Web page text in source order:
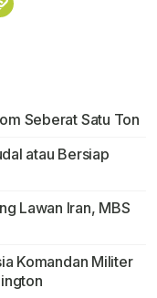
Seberat Satu Ton
atau Bersiap
Lawan Iran, MBS
Komandan Militer